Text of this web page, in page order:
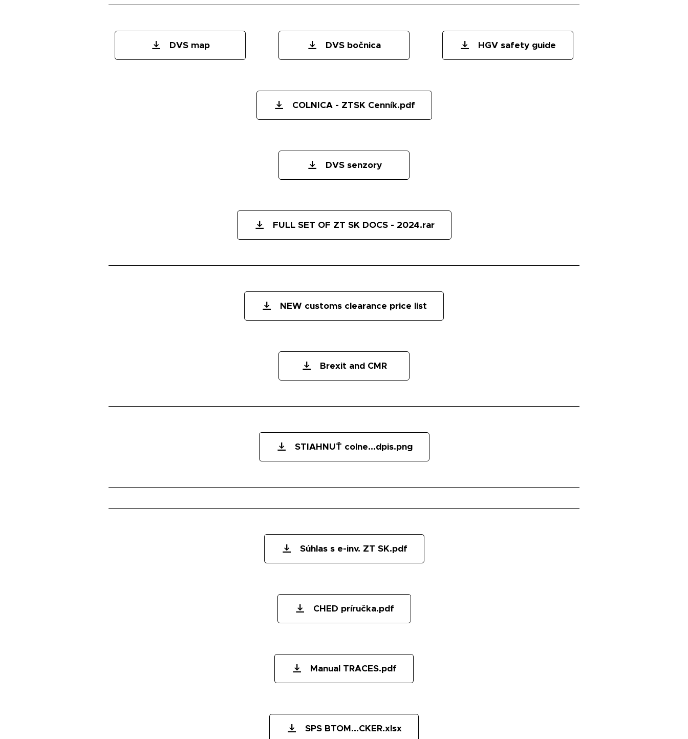
DVS map DVS bočnica HGV safety guide
COLNICA - ZTSK Cenník.pdf
DVS senzory
FULL SET OF ZT SK DOCS - 2024.rar
NEW customs clearance price list
Brexit and CMR
STIAHNUŤ colne...dpis.png
Súhlas s e-inv. ZT SK.pdf
CHED príručka.pdf
Manual TRACES.pdf
SPS BTOM...CKER.xlsx